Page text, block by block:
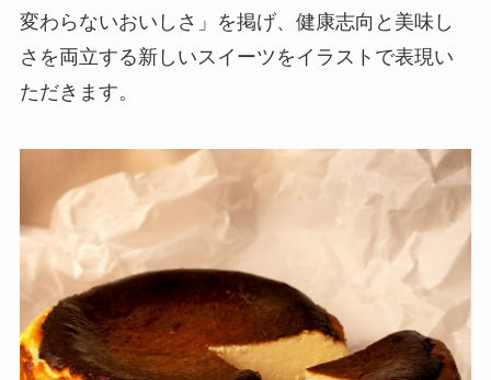
変わらないおいしさ」を掲げ、健康志向と美味し
さを両立する新しいスイーツをイラストで表現い
ただきます。